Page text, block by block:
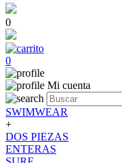
0
0
Mi cuenta
SWIMWEAR
+
DOS PIEZAS
ENTERAS